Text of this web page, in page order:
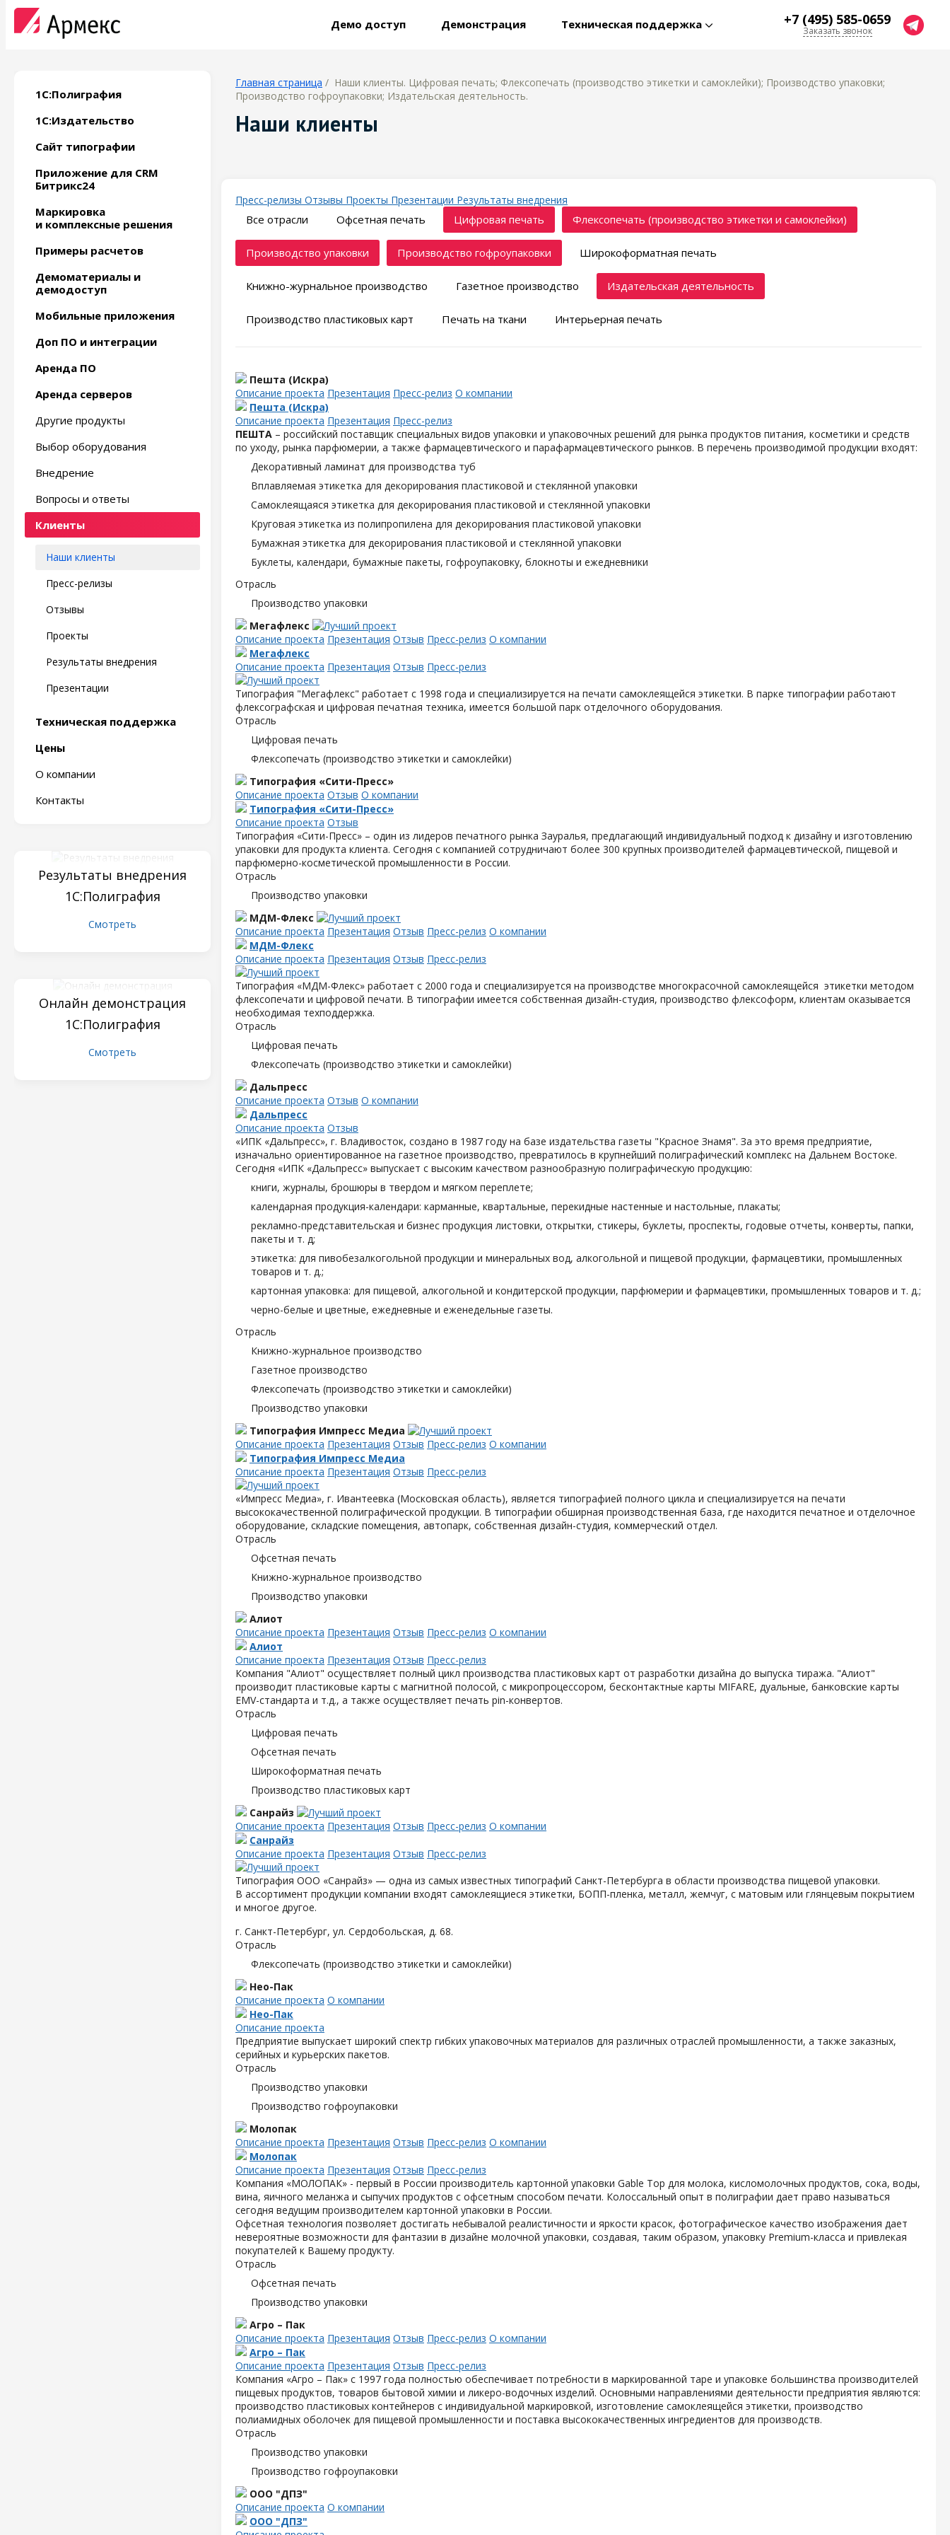
Демо доступ Демонстрация Техническая поддержка +7 (495) 585-0659
Заказать звонок
1С:Полиграфия
1С:Издательство
Сайт типографии
Приложение для CRM
Битрикс24
Маркировка
и комплексные решения
Примеры расчетов
Демоматериалы и
демодоступ
Мобильные приложения
Доп ПО и интеграции
Аренда ПО
Аренда серверов
Другие продукты
Выбор оборудования
Внедрение
Вопросы и ответы
Клиенты
Наши клиенты
Пресс-релизы
Отзывы
Проекты
Результаты внедрения
Презентации
Техническая поддержка
Цены
О компании
Контакты
Результаты внедрения
1С:Полиграфия
Смотреть
Онлайн демонстрация
1С:Полиграфия
Смотреть
Главная страница / Наши клиенты. Цифровая печать; Флексопечать (производство этикетки и самоклейки); Производство упаковки;
Производство гофроупаковки; Издательская деятельность.
Наши клиенты
Пресс-релизы Отзывы Проекты Презентации Результаты внедрения
Все отрасли Офсетная печать Цифровая печать Флексопечать (производство этикетки и самоклейки)
Производство упаковки Производство гофроупаковки Широкоформатная печать
Книжно-журнальное производство Газетное производство Издательская деятельность
Производство пластиковых карт Печать на ткани Интерьерная печать
Пешта (Искра)
Описание проекта Презентация Пресс-релиз О компании
Пешта (Искра)
Описание проекта Презентация Пресс-релиз
ПЕШТА – российский поставщик специальных видов упаковки и упаковочных решений для рынка продуктов питания, косметики и средств
по уходу, рынка парфюмерии, а также фармацевтического и парафармацевтического рынков. В перечень производимой продукции входят:
Декоративный ламинат для производства туб
Вплавляемая этикетка для декорирования пластиковой и стеклянной упаковки
Самоклеящаяся этикетка для декорирования пластиковой и стеклянной упаковки
Круговая этикетка из полипропилена для декорирования пластиковой упаковки
Бумажная этикетка для декорирования пластиковой и стеклянной упаковки
Буклеты, календари, бумажные пакеты, гофроупаковку, блокноты и ежедневники
Отрасль
Производство упаковки
Мегафлекс
Описание проекта Презентация Отзыв Пресс-релиз О компании
Мегафлекс
Описание проекта Презентация Отзыв Пресс-релиз
Типография "Мегафлекс" работает с 1998 года и специализируется на печати самоклеящейся этикетки. В парке типографии работают
флексографская и цифровая печатная техника, имеется большой парк отделочного оборудования.
Отрасль
Цифровая печать
Флексопечать (производство этикетки и самоклейки)
Типография «Сити-Пресс»
Описание проекта Отзыв О компании
Типография «Сити-Пресс»
Описание проекта Отзыв
Типография «Сити-Пресс» – один из лидеров печатного рынка Зауралья, предлагающий индивидуальный подход к дизайну и изготовлению
упаковки для продукта клиента. Сегодня с компанией сотрудничают более 300 крупных производителей фармацевтической, пищевой и
парфюмерно-косметической промышленности в России.
Отрасль
Производство упаковки
МДМ-Флекс
Описание проекта Презентация Отзыв Пресс-релиз О компании
МДМ-Флекс
Описание проекта Презентация Отзыв Пресс-релиз
Типография «МДМ-Флекс» работает с 2000 года и специализируется на производстве многокрасочной самоклеящейся этикетки методом
флексопечати и цифровой печати. В типографии имеется собственная дизайн-студия, производство флексоформ, клиентам оказывается
необходимая техподдержка.
Отрасль
Цифровая печать
Флексопечать (производство этикетки и самоклейки)
Дальпресс
Описание проекта Отзыв О компании
Дальпресс
Описание проекта Отзыв
«ИПК «Дальпресс», г. Владивосток, создано в 1987 году на базе издательства газеты "Красное Знамя". За это время предприятие,
изначально ориентированное на газетное производство, превратилось в крупнейший полиграфический комплекс на Дальнем Востоке.
Сегодня «ИПК «Дальпресс» выпускает с высоким качеством разнообразную полиграфическую продукцию:
книги, журналы, брошюры в твердом и мягком переплете;
календарная продукция-календари: карманные, квартальные, перекидные настенные и настольные, плакаты;
рекламно-представительская и бизнес продукция листовки, открытки, стикеры, буклеты, проспекты, годовые отчеты, конверты, папки,
пакеты и т. д;
этикетка: для пивобезалкогольной продукции и минеральных вод, алкогольной и пищевой продукции, фармацевтики, промышленных
товаров и т. д.;
картонная упаковка: для пищевой, алкогольной и кондитерской продукции, парфюмерии и фармацевтики, промышленных товаров и т. д.;
черно-белые и цветные, ежедневные и еженедельные газеты.
Отрасль
Книжно-журнальное производство
Газетное производство
Флексопечать (производство этикетки и самоклейки)
Производство упаковки
Типография Импресс Медиа
Описание проекта Презентация Отзыв Пресс-релиз О компании
Типография Импресс Медиа
Описание проекта Презентация Отзыв Пресс-релиз
«Импресс Медиа», г. Ивантеевка (Московская область), является типографией полного цикла и специализируется на печати
высококачественной полиграфической продукции. В типографии обширная производственная база, где находится печатное и отделочное
оборудование, складские помещения, автопарк, собственная дизайн-студия, коммерческий отдел.
Отрасль
Офсетная печать
Книжно-журнальное производство
Производство упаковки
Алиот
Описание проекта Презентация Отзыв Пресс-релиз О компании
Алиот
Описание проекта Презентация Отзыв Пресс-релиз
Компания "Алиот" осуществляет полный цикл производства пластиковых карт от разработки дизайна до выпуска тиража. "Алиот"
производит пластиковые карты с магнитной полосой, с микропроцессором, бесконтактные карты MIFARE, дуальные, банковские карты
EMV-стандарта и т.д., а также осуществляет печать pin-конвертов.
Отрасль
Цифровая печать
Офсетная печать
Широкоформатная печать
Производство пластиковых карт
Санрайз
Описание проекта Презентация Отзыв Пресс-релиз О компании
Санрайз
Описание проекта Презентация Отзыв Пресс-релиз
Типография ООО «Санрайз» — одна из самых известных типографий Санкт-Петербурга в области производства пищевой упаковки.
В ассортимент продукции компании входят самоклеящиеся этикетки, БОПП-пленка, металл, жемчуг, с матовым или глянцевым покрытием
и многое другое.
г. Санкт-Петербург, ул. Сердобольская, д. 68.
Отрасль
Флексопечать (производство этикетки и самоклейки)
Нео-Пак
Описание проекта О компании
Нео-Пак
Описание проекта
Предприятие выпускает широкий спектр гибких упаковочных материалов для различных отраслей промышленности, а также заказных,
серийных и курьерских пакетов.
Отрасль
Производство упаковки
Производство гофроупаковки
Молопак
Описание проекта Презентация Отзыв Пресс-релиз О компании
Молопак
Описание проекта Презентация Отзыв Пресс-релиз
Компания «МОЛОПАК» - первый в России производитель картонной упаковки Gable Top для молока, кисломолочных продуктов, сока, воды,
вина, яичного меланжа и сыпучих продуктов с офсетным способом печати. Колоссальный опыт в полиграфии дает право называться
сегодня ведущим производителем картонной упаковки в России.
Офсетная технология позволяет достигать небывалой реалистичности и яркости красок, фотографическое качество изображения дает
невероятные возможности для фантазии в дизайне молочной упаковки, создавая, таким образом, упаковку Premium-класса и привлекая
покупателей к Вашему продукту.
Отрасль
Офсетная печать
Производство упаковки
Агро – Пак
Описание проекта Презентация Отзыв Пресс-релиз О компании
Агро – Пак
Описание проекта Презентация Отзыв Пресс-релиз
Компания «Агро – Пак» с 1997 года полностью обеспечивает потребности в маркированной таре и упаковке большинства производителей
пищевых продуктов, товаров бытовой химии и ликеро-водочных изделий. Основными направлениями деятельности предприятия являются:
производство пластиковых контейнеров с индивидуальной маркировкой, изготовление самоклеящейся этикетки, производство
полиамидных оболочек для пищевой промышленности и поставка высококачественных ингредиентов для производств.
Отрасль
Производство упаковки
Производство гофроупаковки
ООО "ДПЗ"
Описание проекта О компании
ООО "ДПЗ"